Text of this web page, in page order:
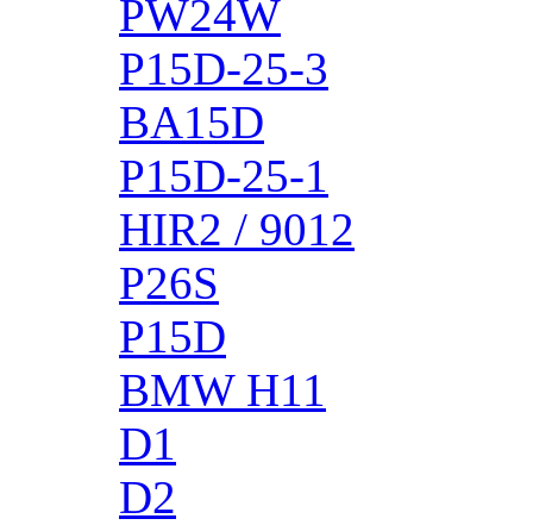
PW24W
P15D-25-3
BA15D
P15D-25-1
HIR2 / 9012
P26S
P15D
BMW H11
D1
D2